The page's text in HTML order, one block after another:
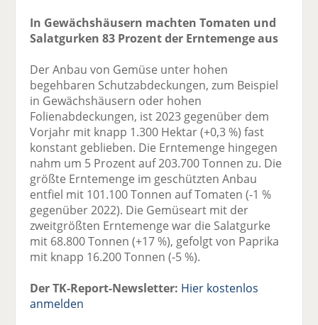
In Gewächshäusern machten Tomaten und
Salatgurken 83 Prozent der Erntemenge aus
Der Anbau von Gemüse unter hohen
begehbaren Schutzabdeckungen, zum Beispiel
in Gewächshäusern oder hohen
Folienabdeckungen, ist 2023 gegenüber dem
Vorjahr mit knapp 1.300 Hektar (+0,3 %) fast
konstant geblieben. Die Erntemenge hingegen
nahm um 5 Prozent auf 203.700 Tonnen zu. Die
größte Erntemenge im geschützten Anbau
entfiel mit 101.100 Tonnen auf Tomaten (-1 %
gegenüber 2022). Die Gemüseart mit der
zweitgrößten Erntemenge war die Salatgurke
mit 68.800 Tonnen (+17 %), gefolgt von Paprika
mit knapp 16.200 Tonnen (-5 %).
Der TK-Report-Newsletter: Hier kostenlos
anmelden